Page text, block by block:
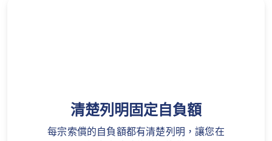
清楚列明固定自負額
每宗索償的自負額都有清楚列明，讓您在